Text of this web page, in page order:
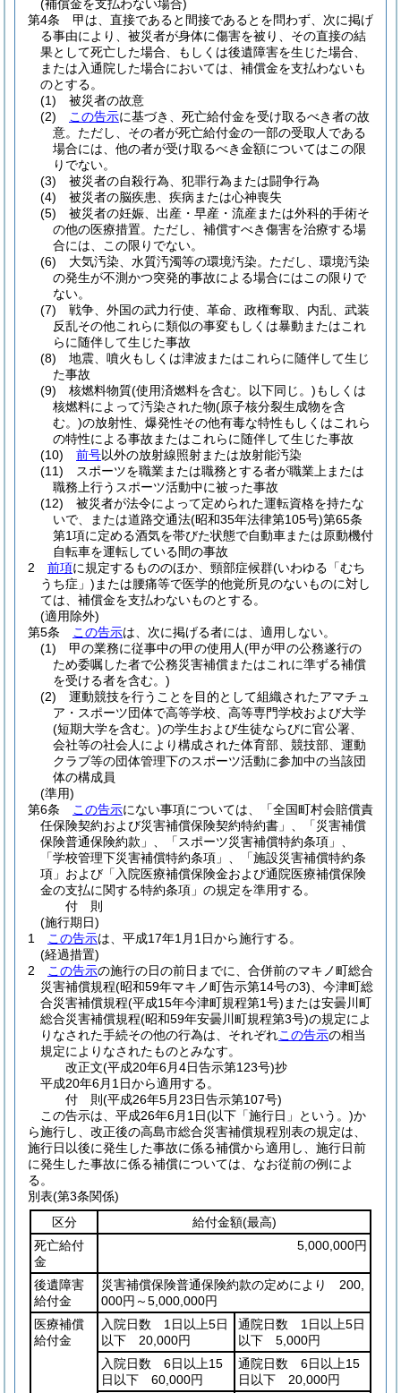
(補償金を支払わない場合)
第4条
甲は、直接であると間接であるとを問わず、次に掲げ
る事由により、被災者が身体に傷害を被り、その直接の結
果として死亡した場合、もしくは後遺障害を生じた場合、
または入通院した場合においては、補償金を支払わないも
のとする。
(1)
被災者の故意
(2)
この告示に基づき、死亡給付金を受け取るべき者の故
意。 ただし、その者が死亡給付金の一部の受取人である
場合には、他の者が受け取るべき金額についてはこの限
りでない。
(3)
被災者の自殺行為、犯罪行為または闘争行為
(4)
被災者の脳疾患、疾病または心神喪失
(5)
被災者の妊娠、出産・早産・流産または外科的手術そ
の他の医療措置。 ただし、補償すべき傷害を治療する場
合には、この限りでない。
(6)
大気汚染、水質汚濁等の環境汚染。 ただし、環境汚染
の発生が不測かつ突発的事故による場合にはこの限りで
ない。
(7)
戦争、外国の武力行使、革命、政権奪取、内乱、武装
反乱その他これらに類似の事変もしくは暴動またはこれ
らに随伴して生じた事故
(8)
地震、噴火もしくは津波またはこれらに随伴して生じ
た事故
(9)
核燃料物質(使用済燃料を含む。以下同じ。)もしくは
核燃料によって汚染された物(原子核分裂生成物を含
む。)の放射性、爆発性その他有毒な特性もしくはこれら
の特性による事故またはこれらに随伴して生じた事故
(10)
前号以外の放射線照射または放射能汚染
(11)
スポーツを職業または職務とする者が職業上または
職務上行うスポーツ活動中に被った事故
(12)
被災者が法令によって定められた運転資格を持たな
いで、または道路交通法(昭和35年法律第105号)第65条
第1項に定める酒気を帯びた状態で自動車または原動機付
自転車を運転している間の事故
2
前項に規定するもののほか、頸部症候群(いわゆる「むち
うち症」) または腰痛等で医学的他覚所見のないものに対し
ては、補償金を支払わないものとする。
(適用除外)
第5条
この告示は、次に掲げる者には、適用しない。
(1)
甲の業務に従事中の甲の使用人(甲が甲の公務遂行の
ため委嘱した者で公務災害補償またはこれに準ずる補償
を受ける者を含む。)
(2)
運動競技を行うことを目的として組織されたアマチュ
ア・スポーツ団体で高等学校、高等専門学校および大学
(短期大学を含む。)の学生および生徒ならびに官公署、
会社等の社会人により構成された体育部、競技部、運動
クラブ等の団体管理下のスポーツ活動に参加中の当該団
体の構成員
(準用)
第6条
この告示にない事項については、「全国町村会賠償責
任保険契約および災害補償保険契約特約書」、「災害補償
保険普通保険約款」、「スポーツ災害補償特約条項」、
「学校管理下災害補償特約条項」、「施設災害補償特約条
項」および「入院医療補償保険金および通院医療補償保険
金の支払に関する特約条項」の規定を準用する。
付 則
(施行期日)
1
この告示は、平成17年1月1日から施行する。
(経過措置)
2
この告示の施行の日の前日までに、合併前のマキノ町総合
災害補償規程(昭和59年マキノ町告示第14号の3) 、今津町総
合災害補償規程(平成15年今津町規程第1号) または安曇川町
総合災害補償規程(昭和59年安曇川町規程第3号)の規定によ
りなされた手続その他の行為は、それぞれこの告示の相当
規定によりなされたものとみなす。
改正文(平成20年6月4日告示第123号)抄
平成20年6月1日から適用する。
付 則(平成26年5月23日告示第107号)
この告示は、平成26年6月1日(以下「施行日」という。)か
ら施行し、改正後の高島市総合災害補償規程別表の規定は、
施行日以後に発生した事故に係る補償から適用し、施行日前
に発生した事故に係る補償については、なお従前の例によ
る。
別表(第3条関係)
区分
給付金額(最高)
死亡給付
金
5,000,000円
後遺障害
給付金
災害補償保険普通保険約款の定めにより 200,
000円～5,000,000円
医療補償
給付金
入院日数 1日以上5日
以下 20,000円
通院日数 1日以上5日
以下 5,000円
入院日数 6日以上15
日以下 60,000円
通院日数 6日以上15
日以下 20,000円